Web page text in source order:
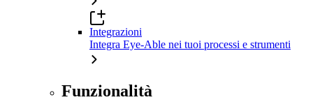
Integrazioni
Integra Eye-Able nei tuoi processi e strumenti
Funzionalità